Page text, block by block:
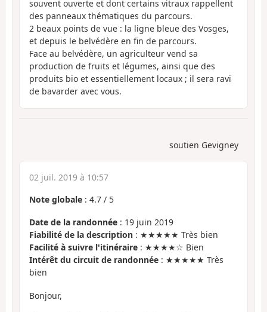
souvent ouverte et dont certains vitraux rappellent
des panneaux thématiques du parcours.
2 beaux points de vue : la ligne bleue des Vosges,
et depuis le belvédère en fin de parcours.
Face au belvédère, un agriculteur vend sa
production de fruits et légumes, ainsi que des
produits bio et essentiellement locaux ; il sera ravi
de bavarder avec vous.
soutien Gevigney
02 juil. 2019 à 10:57
Note globale : 4.7 / 5
Date de la randonnée : 19 juin 2019
Fiabilité de la description : ★★★★★ Très bien
Facilité à suivre l'itinéraire : ★★★★☆ Bien
Intérêt du circuit de randonnée : ★★★★★ Très
bien
Bonjour,